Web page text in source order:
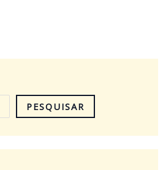
PESQUISAR